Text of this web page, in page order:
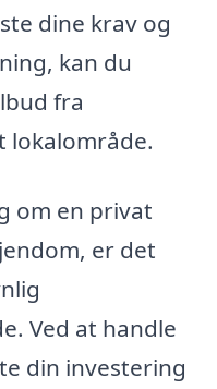
dine krav og
kan du
fra
lokalområde.
om en privat
er det
Ved at handle
din investering